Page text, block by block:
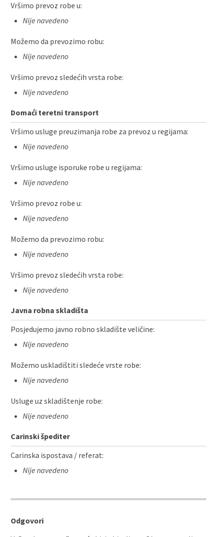
Vršimo prevoz robe u:
Nije navedeno
Možemo da prevozimo robu:
Nije navedeno
Vršimo prevoz sledećih vrsta robe:
Nije navedeno
Domaći teretni transport
Vršimo usluge preuzimanja robe za prevoz u regijama:
Nije navedeno
Vršimo usluge isporuke robe u regijama:
Nije navedeno
Vršimo prevoz robe u:
Nije navedeno
Možemo da prevozimo robu:
Nije navedeno
Vršimo prevoz sledećih vrsta robe:
Nije navedeno
Javna robna skladišta
Posjedujemo javno robno skladište veličine:
Nije navedeno
Možemo uskladištiti sledeće vrste robe:
Nije navedeno
Usluge uz skladištenje robe:
Nije navedeno
Carinski špediter
Carinska ispostava / referat:
Nije navedeno
Odgovori